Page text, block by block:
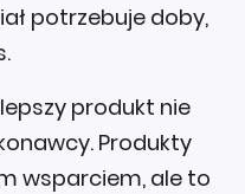
potrzebuje doby,
produkt nie
Produkty
wsparciem, ale to